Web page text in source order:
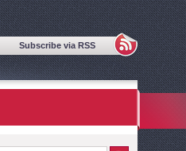
Subscribe via RSS